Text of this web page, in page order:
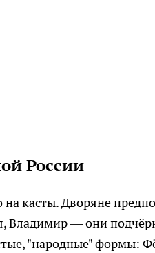
России
касты. Дворяне
Владимир — они
"народные" формы: